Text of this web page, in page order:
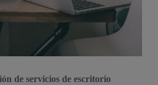
de servicios de escritorio